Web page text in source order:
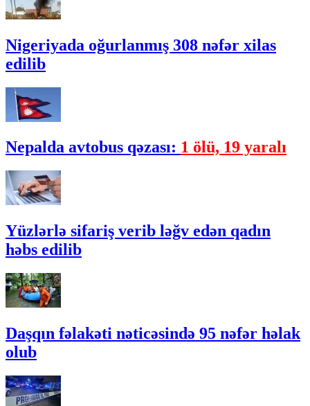
Nigeriyada oğurlanmış 308 nəfər xilas
edilib
Nepalda avtobus qəzası: 1 ölü, 19 yaralı
Yüzlərlə sifariş verib ləğv edən qadın
həbs edilib
Daşqın fəlakəti nəticəsində 95 nəfər həlak
olub